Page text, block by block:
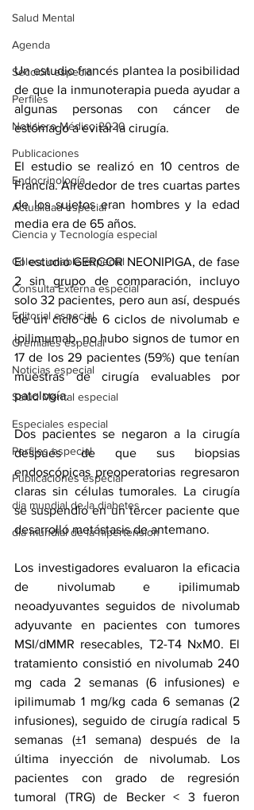
Salud Mental
Agenda
Sección especial
Perfiles
Noticiero Médico 2020
Publicaciones
Endocrinología
Actualidad especial
Ciencia y Tecnología especial
Coleccionable especial
Consulta Externa especial
Editorial especial
Gremiales especial
Noticias especial
Salud Mental especial
Especiales especial
Perfiles especial
Publicaciones especial
dia mundial de la diabetes
dia mundial de la hipertension
Un estudio francés plantea la posibilidad
de que la inmunoterapia pueda ayudar a
algunas personas con cáncer de
estómago a evitar la cirugía.
El estudio se realizó en 10 centros de
Francia. Alrededor de tres cuartas partes
de los sujetos eran hombres y la edad
media era de 65 años.
El estudio GERCOR NEONIPIGA, de fase
2 sin grupo de comparación, incluyo
solo 32 pacientes, pero aun así, después
de un ciclo de 6 ciclos de nivolumab
ipilimumab, no hubo signos de tumor en
17 de los 29 pacientes (59%) que tenían
muestras de cirugía evaluables por
patología.
Dos pacientes se negaron a la cirugía
después de que sus biopsias
endoscópicas preoperatorias regresaron
claras sin células tumorales. La cirugía
se suspendió en un tercer paciente que
desarrolló metástasis de antemano.
Los investigadores evaluaron la eficacia
de nivolumab e ipilimumab
neoadyuvantes seguidos de nivolumab
adyuvante en pacientes con tumores
MSI/dMMR resecables, T2-T4 NxM0. El
tratamiento consistió en nivolumab 240
mg cada 2 semanas (6 infusiones) e
ipilimumab 1 mg/kg cada 6 semanas (2
infusiones), seguido de cirugía radical 5
semanas (±1 semana) después de la
última inyección de nivolumab. Los
pacientes con grado de regresión
tumoral (TRG) de Becker < 3 fueron